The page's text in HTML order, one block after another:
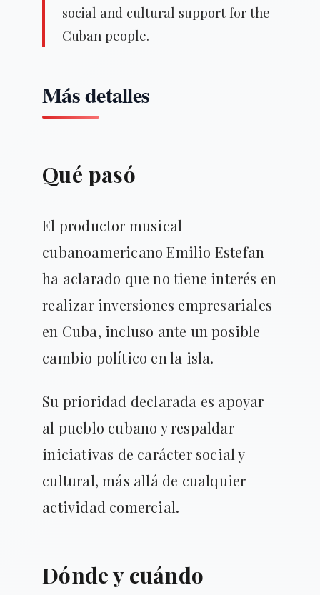
social and cultural support for the
Cuban people.
Más detalles
Qué pasó
El productor musical
cubanoamericano Emilio Estefan
ha aclarado que no tiene interés en
realizar inversiones empresariales
en Cuba, incluso ante un posible
cambio político en la isla.
Su prioridad declarada es apoyar
al pueblo cubano y respaldar
iniciativas de carácter social y
cultural, más allá de cualquier
actividad comercial.
Dónde y cuándo